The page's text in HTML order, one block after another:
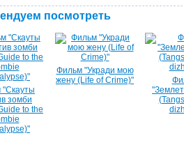
посмотреть
зомби
to the
Фильм "Укради мою
жену (Life of Crime)"